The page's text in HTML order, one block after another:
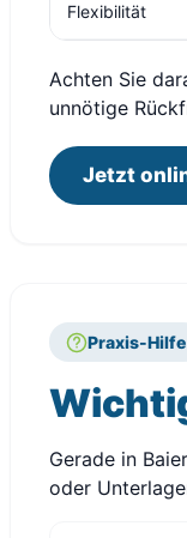
Flexibilität
Achten Sie
unnötige
Jetzt
Praxis-Hilfe
Gerade in
oder